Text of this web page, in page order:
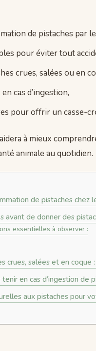
de pistaches par
pour éviter tout
crues, salées ou en
cas d’ingestion,
pour offrir un casse-
à mieux
animale au quotidien.
de pistaches chez
avant de donner des
essentielles à observer :
crues, salées et en coque
en cas d’ingestion de
aux pistaches pour